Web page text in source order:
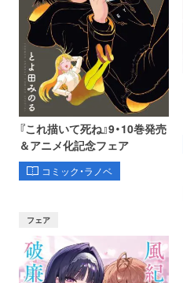
『これ描いて死ね』9・10巻発売
＆アニメ化記念フェア
コミック・ラノベ
フェア